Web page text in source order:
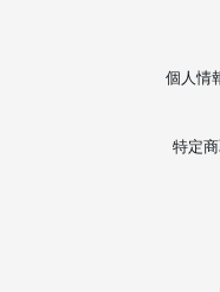
個人情
特定